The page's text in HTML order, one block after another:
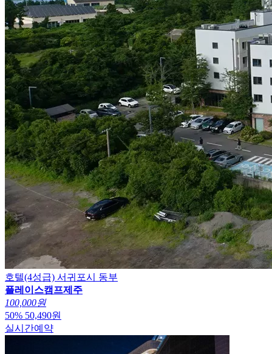
호텔(4성급) 서귀포시 동부
플레이스캠프제주
100,000원
50% 50,490원
실시간예약